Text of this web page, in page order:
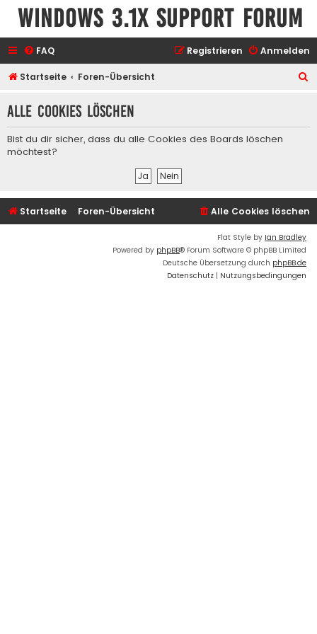
Windows 3.1x Support Forum
FAQ Anmelden
Registrieren
Startseite Foren-Übersicht
h
Alle Cookies löschen
Bist du dir sicher, dass du alle Cookies des Boards löschen
möchtest?
Startseite Foren-Übersicht Alle Cookies löschen
Flat Style by Ian Bradley
Powered by phpBB® Forum Software © phpBB Limited
Deutsche Übersetzung durch phpBB.de
Datenschutz | Nutzungsbedingungen